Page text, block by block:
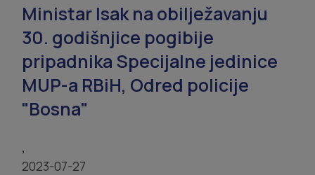
Ministar Isak na obilježavanju
30. godišnjice pogibije
pripadnika Specijalne jedinice
MUP-a RBiH, Odred policije
"Bosna"
,
2023-07-27